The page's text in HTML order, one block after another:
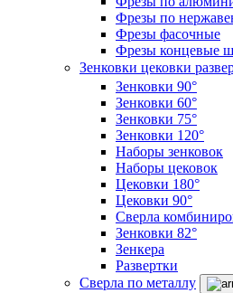
Фрезы по
Фрезы фасочные
Фрезы концевые
Зенковки цековки
Зенковки 90°
Зенковки 60°
Зенковки 75°
Зенковки 120°
Наборы зенковок
Наборы цековок
Цековки 180°
Цековки 90°
Сверла
Зенковки 82°
Зенкера
Развертки
Сверла по металлу